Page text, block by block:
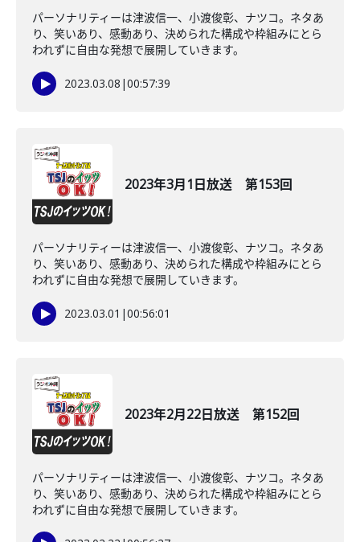
パーソナリティーは津波信一、小渡俊彰、ナツコ。ネタあ
り、笑いあり、感動あり、決められた構成や枠組みにとら
われずに自由な発想で展開していきます。
2023.03.08 |00:57:39
2023年3月1日放送 第153回
パーソナリティーは津波信一、小渡俊彰、ナツコ。ネタあ
り、笑いあり、感動あり、決められた構成や枠組みにとら
われずに自由な発想で展開していきます。
2023.03.01 |00:56:01
2023年2月22日放送 第152回
パーソナリティーは津波信一、小渡俊彰、ナツコ。ネタあ
り、笑いあり、感動あり、決められた構成や枠組みにとら
われずに自由な発想で展開していきます。